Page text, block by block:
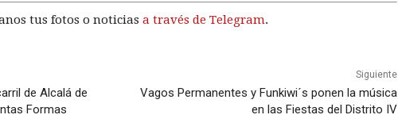
tus fotos o noticias a través de Telegram.
de Alcalá de
Formas
Siguiente
Vagos Permanentes y Funkiwi´s ponen la música
en las Fiestas del Distrito IV